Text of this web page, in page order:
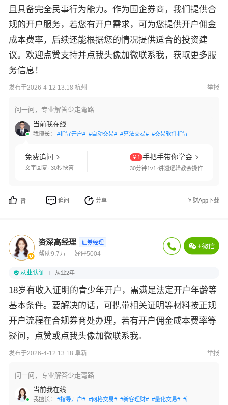
且具备完全民事行为能力。作为国企券商，我们提供合
规的开户服务，若您有开户需求，可为您提供开户佣金
成本费率，后续还能根据您的情况提供适合的投资建
议。欢迎点赞支持并点我头像加微联系我，获取更多服
务信息！
发布于2026-4-12 13:18 杭州 举报
问一问，专业解答少走弯路
当前我在线
我擅长： #指导开户# #自动交易# #算法交易# #交易软件指导#
免费追问
文字回复· 30秒快答
￥1 手把手带你学会
30分钟1v1·讲透逻辑教会操作
赞 追问 分享 问财App下载
资深高经理 证券经理
帮助9.7万 好评5004
从业认证 从业2年
18岁有收入证明的青少年开户，需满足法定开户年龄等
基本条件。要解决的话，可携带相关证明等材料按正规
开户流程在合规券商处办理，若有开户佣金成本费率等
疑问，点赞或点我头像加微联系我。
发布于2026-4-12 13:18 阜新 举报
问一问，专业解答少走弯路
当前我在线
我擅长： #指导开户# #网格交易# #新客理财# #量化交易# #融资融券#